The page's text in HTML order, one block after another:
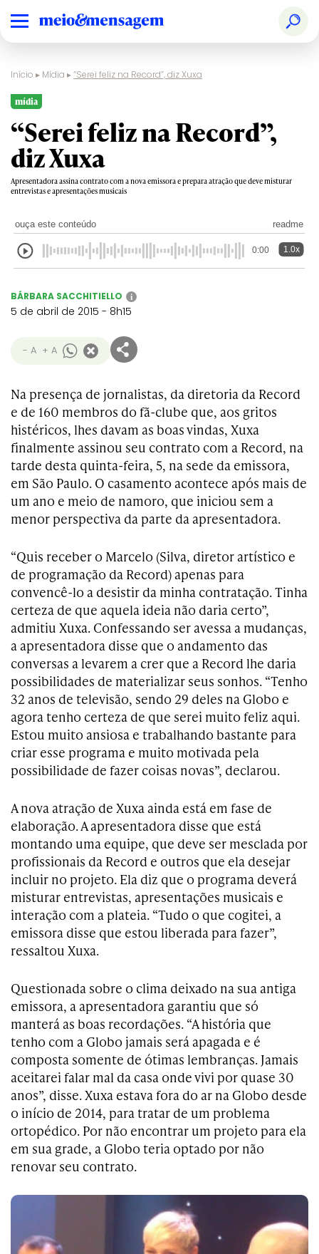
Início ▸ Mídia ▸“Serei feliz na Record”, diz Xuxa
mídia
“Serei feliz na Record”,
diz Xuxa
Apresentadora assina contrato com a nova emissora e prepara atração que deve misturar
entrevistas e apresentações musicais
ouça este conteúdo readme
0:00 1.0x
BÁRBARA SACCHITIELLO i
5 de abril de 2015 - 8h15
- A + A
Na presença de jornalistas, da diretoria da Record
e de 160 membros do fã-clube que, aos gritos
histéricos, lhes davam as boas vindas, Xuxa
finalmente assinou seu contrato com a Record, na
tarde desta quinta-feira, 5, na sede da emissora,
em São Paulo. O casamento acontece após mais de
um ano e meio de namoro, que iniciou sem a
menor perspectiva da parte da apresentadora.
“Quis receber o Marcelo (Silva, diretor artístico e
de programação da Record) apenas para
convencê-lo a desistir da minha contratação. Tinha
certeza de que aquela ideia não daria certo”,
admitiu Xuxa. Confessando ser avessa a mudanças,
a apresentadora disse que o andamento das
conversas a levarem a crer que a Record lhe daria
possibilidades de materializar seus sonhos. “Tenho
32 anos de televisão, sendo 29 deles na Globo e
agora tenho certeza de que serei muito feliz aqui.
Estou muito ansiosa e trabalhando bastante para
criar esse programa e muito motivada pela
possibilidade de fazer coisas novas”, declarou.
A nova atração de Xuxa ainda está em fase de
elaboração. A apresentadora disse que está
montando uma equipe, que deve ser mesclada por
profissionais da Record e outros que ela desejar
incluir no projeto. Ela diz que o programa deverá
misturar entrevistas, apresentações musicais e
interação com a plateia. “Tudo o que cogitei, a
emissora disse que estou liberada para fazer”,
ressaltou Xuxa.
Questionada sobre o clima deixado na sua antiga
emissora, a apresentadora garantiu que só
manterá as boas recordações. “A história que
tenho com a Globo jamais será apagada e é
composta somente de ótimas lembranças. Jamais
aceitarei falar mal da casa onde vivi por quase 30
anos”, disse. Xuxa estava fora do ar na Globo desde
o início de 2014, para tratar de um problema
ortopédico. Por não encontrar um projeto para ela
em sua grade, a Globo teria optado por não
renovar seu contrato.